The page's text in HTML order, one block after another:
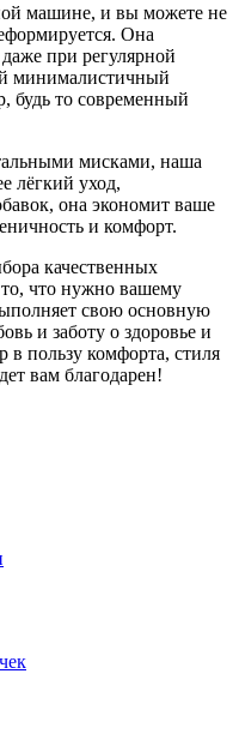
машине, и вы можете не
Она
при регулярной
минималистичный
будь то современный
мисками, наша
лёгкий уход,
она экономит ваше
и комфорт.
качественных
то, что нужно вашему
свою основную
и заботу о здоровье и
пользу комфорта, стиля
вам благодарен!